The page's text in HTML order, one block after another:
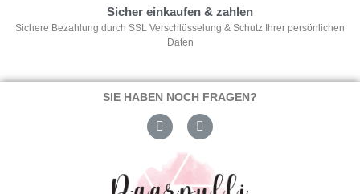
Sicher einkaufen & zahlen
Sichere Bezahlung durch SSL Verschlüsselung & Schutz Ihrer persönlichen
Daten
SIE HABEN NOCH FRAGEN?